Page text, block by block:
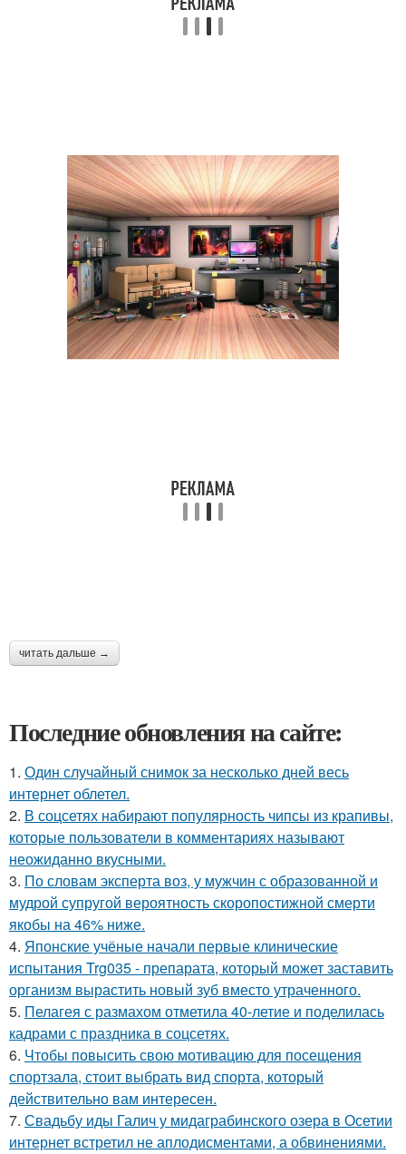
читать дальше →
Последние обновления на сайте:
1. Один случайный снимок за несколько дней весь
интернет облетел.
2. В соцсетях набирают популярность чипсы из крапивы,
которые пользователи в комментариях называют
неожиданно вкусными.
3. По словам эксперта воз, у мужчин с образованной и
мудрой супругой вероятность скоропостижной смерти
якобы на 46% ниже.
4. Японские учёные начали первые клинические
испытания Trg035 - препарата, который может заставить
организм вырастить новый зуб вместо утраченного.
5. Пелагея с размахом отметила 40-летие и поделилась
кадрами с праздника в соцсетях.
6. Чтобы повысить свою мотивацию для посещения
спортзала, стоит выбрать вид спорта, который
действительно вам интересен.
7. Свадьбу иды Галич у мидаграбинского озера в Осетии
интернет встретил не аплодисментами, а обвинениями.